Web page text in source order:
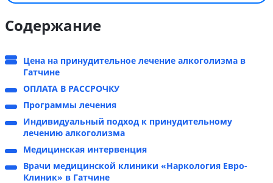
Содержание
Цена на принудительное лечение алкоголизма в
Гатчине
ОПЛАТА В РАССРОЧКУ
Программы лечения
Индивидуальный подход к принудительному
лечению алкоголизма
Медицинская интервенция
Врачи медицинской клиники «Наркология Евро-
Клиник» в Гатчине